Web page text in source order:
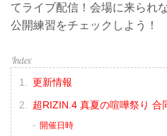
てライブ配信！会場に来られ
公開練習をチェックしよう！
更新情報
超RIZIN.4 真夏の喧嘩祭り 合
開催日時